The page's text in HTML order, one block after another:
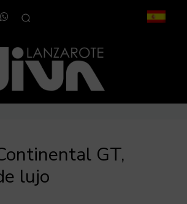
GT,
lujo